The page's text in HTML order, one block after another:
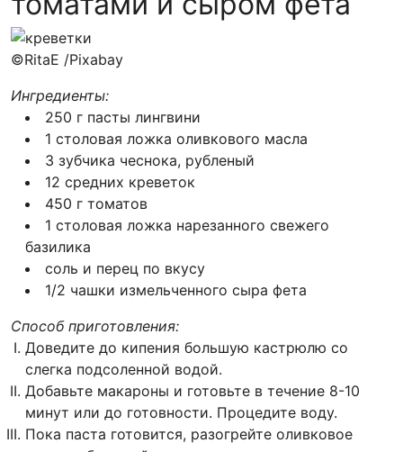
©RitaE /Pixabay
Ингредиенты:
250 г пасты лингвини
1 столовая ложка оливкового масла
3 зубчика чеснока, рубленый
12 средних креветок
450 г томатов
1 столовая ложка нарезанного свежего
базилика
соль и перец по вкусу
1/2 чашки измельченного сыра фета
Способ приготовления:
Доведите до кипения большую кастрюлю со
слегка подсоленной водой.
Добавьте макароны и готовьте в течение 8-10
минут или до готовности. Процедите воду.
Пока паста готовится, разогрейте оливковое